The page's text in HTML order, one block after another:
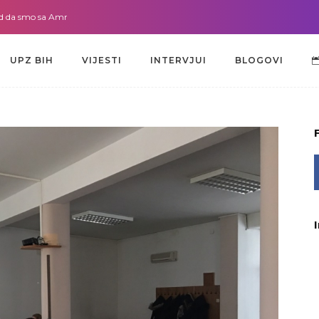
sa Amrom Žužić-Bećirbegović
UPZ BIH VIJESTI INTERVJUI BLOGOVI
UPZ BIH